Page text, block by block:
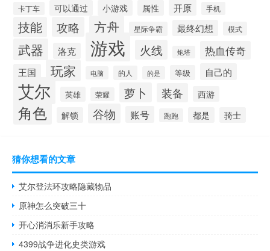
卡丁车 可以通过 小游戏 属性 开原 手机
技能 攻略 方舟 星际争霸 最终幻想 模式
武器 洛克 游戏 火线 炮塔 热血传奇
王国 玩家 电脑 的人 的是 等级 自己的
艾尔 英雄 荣耀 萝卜 装备 西游
角色 解锁 谷物 账号 跑跑 都是 骑士
猜你想看的文章
艾尔登法环攻略隐藏物品
原神怎么突破三十
开心消消乐新手攻略
4399战争进化史类游戏